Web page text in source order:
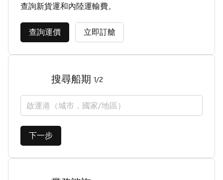
查詢新貨運和內陸運輸費。
查詢運價 立即訂艙
搜尋船期 1/2
啟運港（城市，國家/地區）
下一步